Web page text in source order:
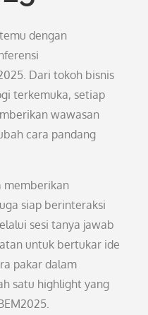
dengan
Dari tokoh bisnis
terkemuka, setiap
wawasan
cara pandang
memberikan
siap berinteraksi
sesi tanya jawab
untuk bertukar ide
pakar dalam
satu highlight yang